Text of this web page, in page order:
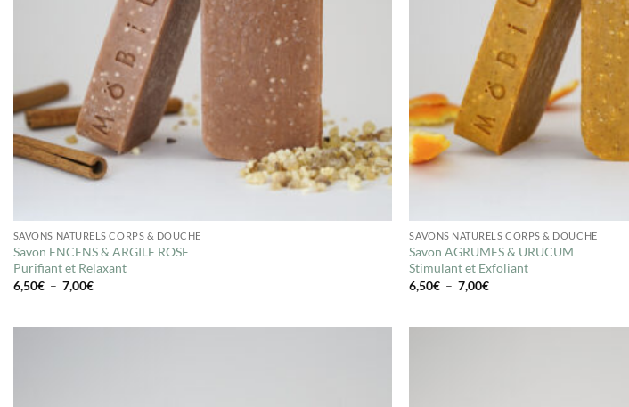
SAVONS NATURELS CORPS & DOUCHE
Savon ENCENS & ARGILE ROSE
Purifiant et Relaxant
6,50€ – 7,00€Plage
SAVONS NATURELS CORPS & DOUCHE
Savon AGRUMES & URUCUM
Stimulant et Exfoliant
6,50€ – 7,00€Plage